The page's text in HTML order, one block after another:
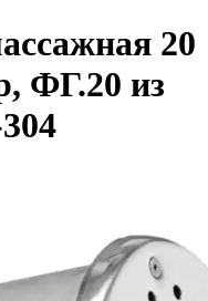
20
ФГ.20 из